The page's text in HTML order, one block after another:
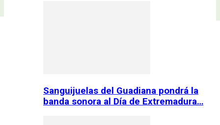
Sanguijuelas del Guadiana pondrá la
banda sonora al Día de Extremadura…